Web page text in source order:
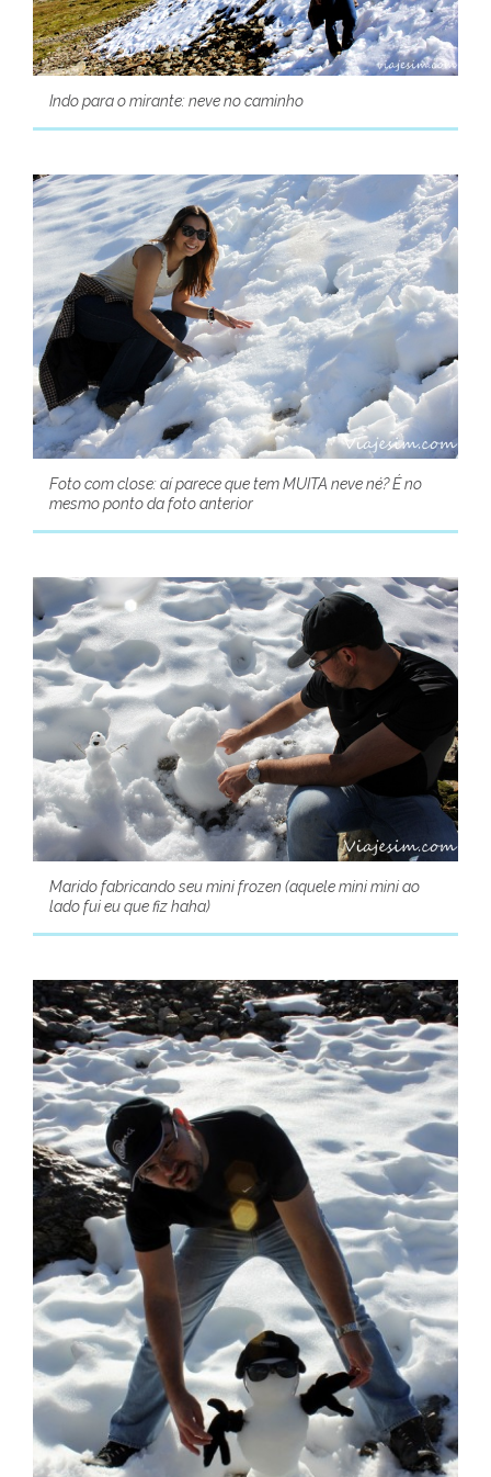
Indo para o mirante: neve no caminho
Foto com close: aí parece que tem MUITA neve né? É no
mesmo ponto da foto anterior
Marido fabricando seu mini frozen (aquele mini mini ao
lado fui eu que fiz haha)